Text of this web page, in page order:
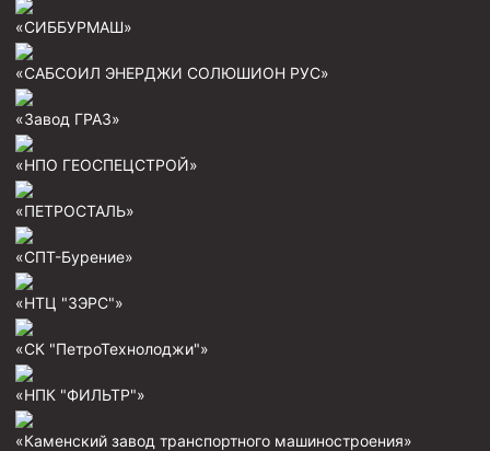
Муфта ОТТМ 146
Муфта БТС 324
Муфта БТС 245
Муфта ОТТМ 127
Муфта БТС 146
Муфта ОТТМ 178
Муфта ОТТМ 168
Муфта ОТТМ 114
«СИББУРМАШ»
«САБСОИЛ ЭНЕРДЖИ СОЛЮШИОН РУС»
«Завод ГРАЗ»
«НПО ГЕОСПЕЦСТРОЙ»
«ПЕТРОСТАЛЬ»
«СПТ-Бурение»
«НТЦ "ЗЭРС"»
«СК "ПетроТехнолоджи"»
«НПК "ФИЛЬТР"»
«Каменский завод транспортного машиностроения»